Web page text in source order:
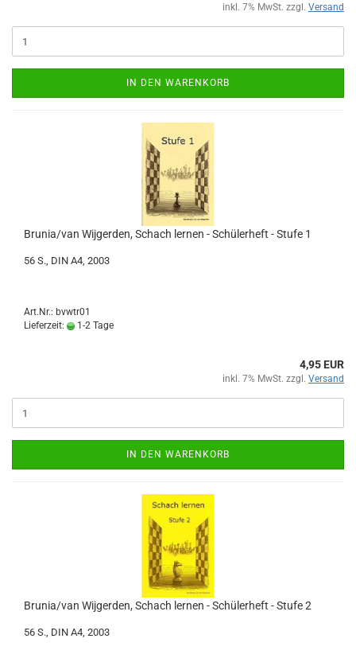
inkl. 7% MwSt. zzgl. Versand
IN DEN WARENKORB
Brunia/van Wijgerden, Schach lernen - Schülerheft - Stufe 1
56 S., DIN A4, 2003
Art.Nr.: bvwtr01
Lieferzeit:
1-2 Tage
4,95 EUR
inkl. 7% MwSt. zzgl. Versand
IN DEN WARENKORB
Brunia/van Wijgerden, Schach lernen - Schülerheft - Stufe 2
56 S., DIN A4, 2003